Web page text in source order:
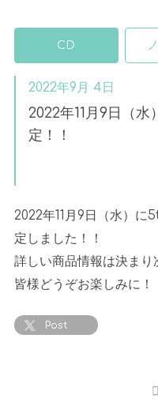
CD
2022年9月 4日
2022年11月9日（
定！！
2022年11 月 9 日（水）に
定しました！！
詳しい商品情報は決まり
皆様どうぞお楽しみに！
Post